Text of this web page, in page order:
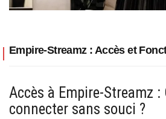
Empire-Streamz : Accès et
Accès à Empire-Streamz :
connecter sans souci ?